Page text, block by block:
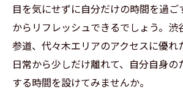
目を気にせずに自分だけの時間を過ご
からリフレッシュできるでしょう。渋
参道、代々木エリアのアクセスに優れ
日常から少しだけ離れて、自分自身の
する時間を設けてみませんか。